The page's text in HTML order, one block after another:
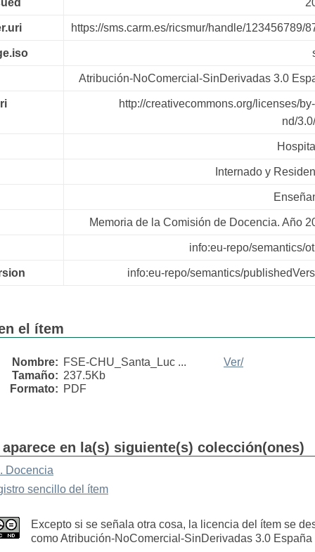
https://sms.carm.es/ricsmur/handle/123456789/
Atribución-NoComercial-SinDerivadas 3.0
http://creativecommons.org/licenses/
nd/
Internado y
Memoria de la Comisión de Docencia. Año
info:eu-repo/semantics/
info:eu-repo/semantics/
el ítem
Nombre: FSE-CHU_Santa_Luc ...
Tamaño: 237.5Kb
Formato: PDF
Ver/
en la(s) siguiente(s) colección(ones)
Docencia
sencillo del ítem
Excepto si se señala otra cosa, la licencia del ítem se
como Atribución-NoComercial-SinDerivadas 3.0 España